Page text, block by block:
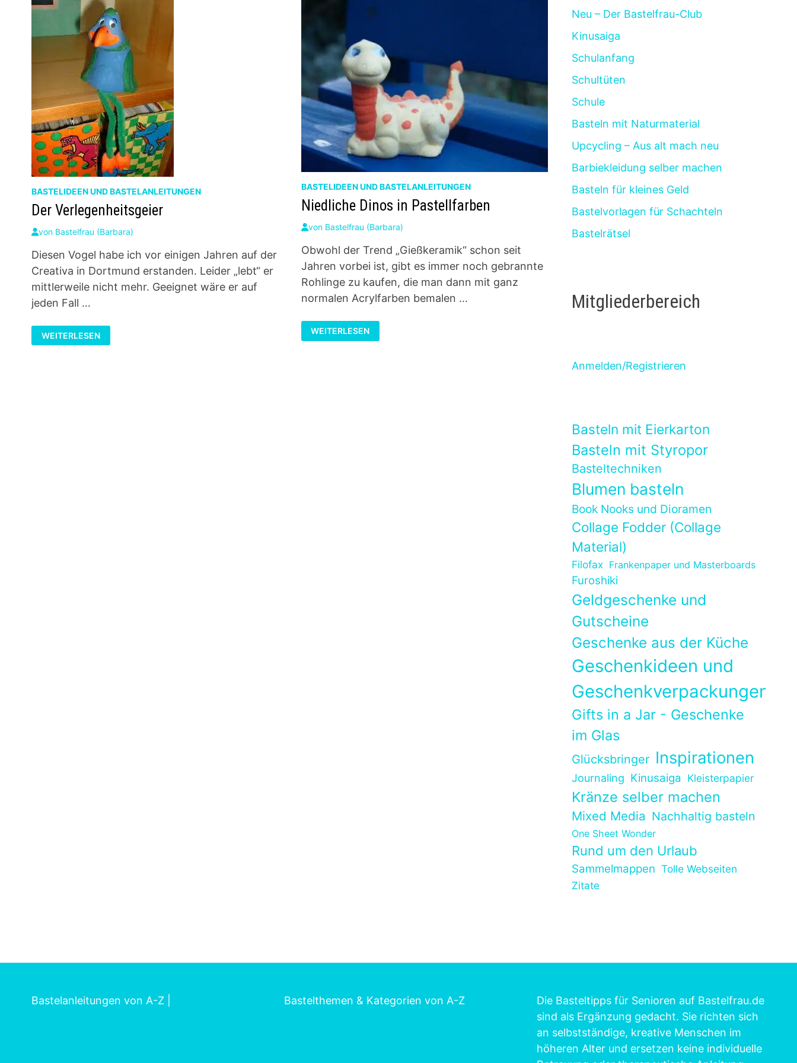
BASTELIDEEN UND BASTELANLEITUNGEN
Der Verlegenheitsgeier
von Bastelfrau (Barbara)
Diesen Vogel habe ich vor einigen Jahren auf der
Creativa in Dortmund erstanden. Leider „lebt“ er
mittlerweile nicht mehr. Geeignet wäre er auf
jeden Fall …
DER
VERLEGENHEITSGEIER
WEITERLESEN
BASTELIDEEN UND BASTELANLEITUNGEN
Niedliche Dinos in Pastellfarben
von Bastelfrau (Barbara)
Obwohl der Trend „Gießkeramik“ schon seit
Jahren vorbei ist, gibt es immer noch gebrannte
Rohlinge zu kaufen, die man dann mit ganz
normalen Acrylfarben bemalen …
NIEDLICHE
DINOS
IN
WEITERLESEN
Neu – Der Bastelfrau-Club
Kinusaiga
Schulanfang
Schultüten
Schule
Basteln mit Naturmaterial
Upcycling – Aus alt mach neu
Barbiekleidung selber machen
Basteln für kleines Geld
Bastelvorlagen für Schachteln
Bastelrätsel
Mitgliederbereich
Anmelden/Registrieren
Basteln mit Eierkarton
Basteln mit Styropor
Basteltechniken
Blumen basteln
Book Nooks und Dioramen
Collage Fodder (Collage
Material)
Filofax Frankenpaper und Masterboards
Furoshiki
Geldgeschenke und
Gutscheine
Geschenke aus der Küche
Geschenkideen und
Geschenkverpackungen
Gifts in a Jar - Geschenke
im Glas
Glücksbringer Inspirationen
Journaling Kinusaiga Kleisterpapier
Kränze selber machen
Mixed Media Nachhaltig basteln
One Sheet Wonder
Rund um den Urlaub
Sammelmappen Tolle Webseiten
Zitate
Bastelanleitungen von A-Z Bastelthemen & Kategorien von A-Z
Die Basteltipps für Senioren auf Bastelfrau.de
sind als Ergänzung gedacht. Sie richten sich
an selbstständige, kreative Menschen im
höheren Alter und ersetzen keine individuelle